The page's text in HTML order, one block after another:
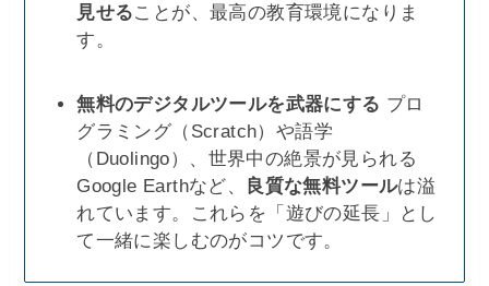
見せることが、最高の教育環境になりま
す。
無料のデジタルツールを武器にする プロ
グラミング（Scratch）や語学
（Duolingo）、世界中の絶景が見られる
Google Earthなど、
良質な無料ツールは溢
れています。これらを「遊びの延長」とし
て一緒に楽しむのがコツです。